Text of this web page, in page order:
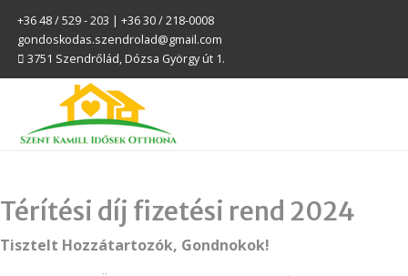
+36 48 / 529 - 203 | +36 30 / 218-0008
gondoskodas.szendrolad@gmail.com
3751 Szendrőlád, Dózsa György út 1.
Térítési díj fizetési rend 2024
Tisztelt Hozzátartozók, Gondnokok!